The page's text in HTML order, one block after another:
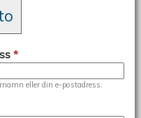
*
eller din e-postadress.